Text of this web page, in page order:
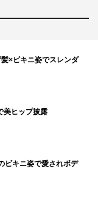
×ビキニ姿でスレンダ
美ヒップ披露
ビキニ姿で愛されボデ